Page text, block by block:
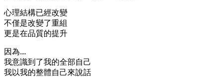
心理結構已經改變
不僅是改變了重組
更是在品質的提升
因為….
我意識到了我的全部自己
我以我的整體自己來說話